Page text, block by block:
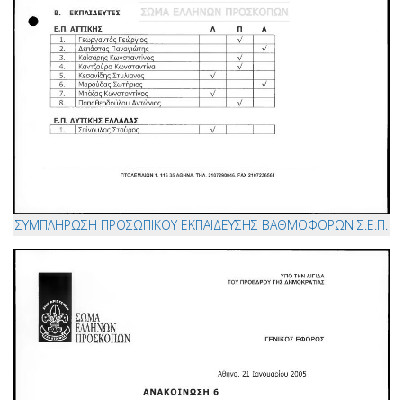
ΣΥΜΠΛΗΡΩΣΗ ΠΡΟΣΩΠΙΚΟΥ ΕΚΠΑΙΔΕΥΣΗΣ ΒΑΘΜΟΦΟΡΩΝ Σ.Ε.Π.